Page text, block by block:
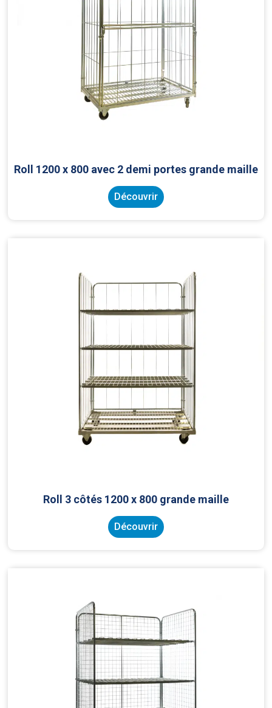
Roll 1200 x 800 avec 2 demi portes grande maille
Découvrir
Roll 3 côtés 1200 x 800 grande maille
Découvrir